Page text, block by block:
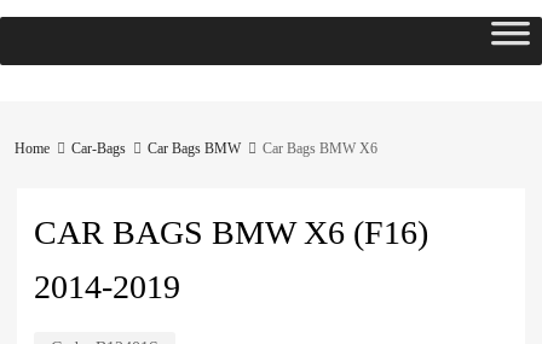
Home Car-Bags Car Bags BMW Car Bags BMW X6
CAR BAGS BMW X6 (F16)
2014-2019